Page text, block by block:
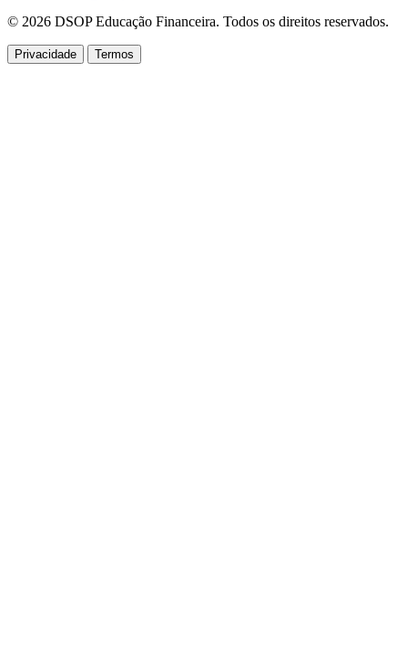
© 2026 DSOP Educação Financeira. Todos os direitos reservados.
Privacidade Termos